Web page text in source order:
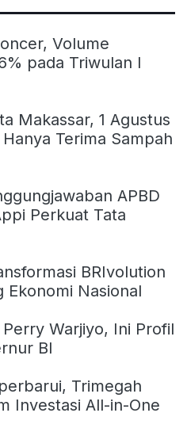
Volume
pada Triwulan I
Makassar, 1 Agustus
Terima Sampah
APBD
Perkuat Tata
BRIvolution
Ekonomi Nasional
Warjiyo, Ini Profil
BI
Trimegah
Investasi All-in-One